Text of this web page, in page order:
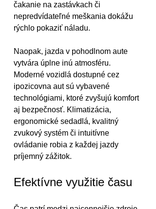
čakanie na zastávkach či
nepredvídateľné meškania dokážu
rýchlo pokaziť náladu.
Naopak, jazda v pohodlnom aute
vytvára úplne inú atmosféru.
Moderné vozidlá dostupné cez
ipozicovna aut sú vybavené
technológiami, ktoré zvyšujú komfort
aj bezpečnosť. Klimatizácia,
ergonomické sedadlá, kvalitný
zvukový systém či intuitívne
ovládanie robia z každej jazdy
príjemný zážitok.
Efektívne využitie času